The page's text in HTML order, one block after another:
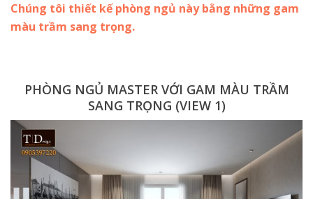
Chúng tôi thiết kế phòng ngủ này bằng những gam
màu trầm sang trọng.
PHÒNG NGỦ MASTER VỚI GAM MÀU TRẦM
SANG TRỌNG (VIEW 1)